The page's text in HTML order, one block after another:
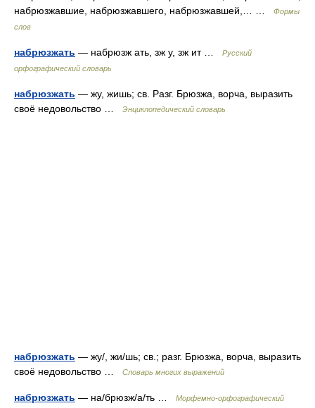
набрюзжавшие, набрюзжавшего, набрюзжавшей,… …
Формы
слов
набрюзжать — набрюзж ать, зж у, зж ит …
Русский
орфографический словарь
набрюзжать — жу, жишь; св. Разг. Брюзжа, ворча, выразить
своё недовольство …
Энциклопедический словарь
набрюзжать — жу/, жи/шь; св.; разг. Брюзжа, ворча, выразить
своё недовольство …
Словарь многих выражений
набрюзжать — на/брюзж/а/ть …
Морфемно-орфографический